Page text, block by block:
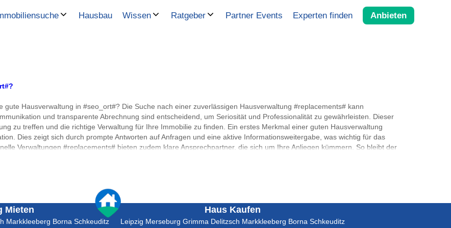
Hausbau Wissen Ratgeber Partner Events Experten finden Anbieten
gute Hausverwaltung in #seo_ort#? Die Suche nach einer zuverlässigen Hausverwaltung #replacements# kann
und transparente Abrechnung sind entscheidend, um Seriosität und Professionalität zu gewährleisten. Dieser
zu treffen und die richtige Verwaltung für Ihre Immobilie zu finden. Ein erstes Merkmal einer guten Hausverwaltung
Dies zeigt sich durch prompte Antworten auf Anfragen und eine aktive Informationsweitergabe, was wichtig für das
Verwaltungen #replacements# bieten zudem klare Ansprechpartner, die sich um Ihre Anliegen kümmern. So bleibt der
transparente Abrechnung, die zeigt, wie Einnahmen und Ausgaben effizient verwaltet werden. Eine gute Hausverwaltung
Rechnungsaufstellungen. Dies umfasst klare Einsicht in Nebenkosten und fundierte Erläuterungen zu Kostenpunkten. Dadurch
Bewertungen zu prüfen. Ein etablierter Anbieter wird häufig von zufriedenen Eigentümern empfohlen und kann positive
in die Zuverlässigkeit und Qualität der Dienstleistungen. Ein professioneller Anbieter zeichnet sich auch durch eine klare
wesentlichen Leistungen und Konditionen im Vertrag präzise festgehalten sind. Dies umfasst nicht nur die Kostenstruktur,
Vertrag schützt beide Parteien und verhindert Missverständnisse. Ein weiterer wichtiger Aspekt ist die regelmäßige
Mieten
Markkleeberg Borna Schkeuditz
Haus Kaufen
Leipzig Merseburg Grimma Delitzsch Markkleeberg Borna Schkeuditz